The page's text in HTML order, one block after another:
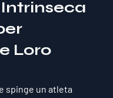
Loro
spinge un atleta